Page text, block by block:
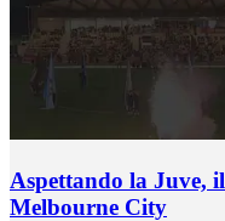
Aspettando la Juve,
Melbourne City